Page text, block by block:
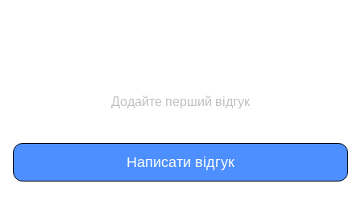
Додайте перший відгук
Написати відгук